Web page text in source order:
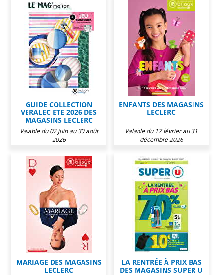
GUIDE COLLECTION
VERALEC ETE 2026 DES
MAGASINS LECLERC
Valable du 02 juin au 30 août
2026
ENFANTS DES MAGASINS
LECLERC
Valable du 17 février au 31
décembre 2026
MARIAGE DES MAGASINS
LECLERC
LA RENTRÉE À PRIX BAS
DES MAGASINS SUPER U